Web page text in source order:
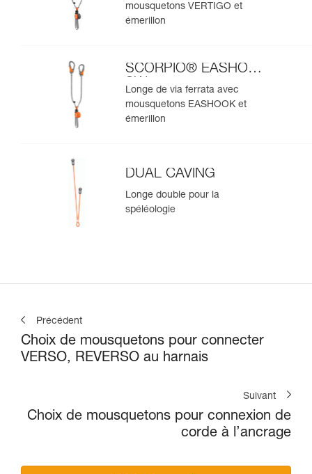
mousquetons VERTIGO et
émerillon
SCORPIO® EASHOOK
SW
Longe de via ferrata avec
mousquetons EASHOOK et
émerillon
DUAL CAVING
Longe double pour la
spéléologie
Précédent
Choix de mousquetons pour connecter
VERSO, REVERSO au harnais
Suivant
Choix de mousquetons pour connexion de
corde à l’ancrage